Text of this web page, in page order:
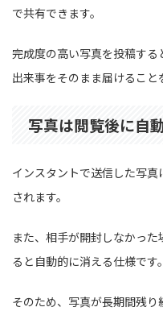
で共有できます。
完成度の高い写真を投稿す
出来事をそのまま届けること
写真は閲覧後に自
インスタントで送信した写
されます。
また、相手が開封しなかっ
ると自動的に消える仕様です。
そのため、写真が長期間残り